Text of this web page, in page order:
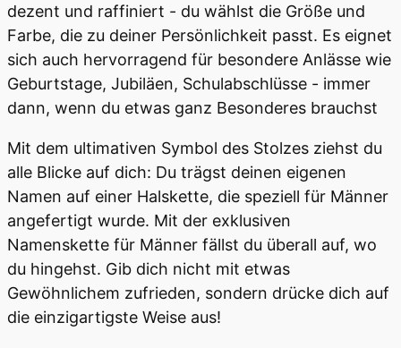
dezent und raffiniert - du wählst die Größe und
Farbe, die zu deiner Persönlichkeit passt. Es eignet
sich auch hervorragend für besondere Anlässe wie
Geburtstage, Jubiläen, Schulabschlüsse - immer
dann, wenn du etwas ganz Besonderes brauchst
Mit dem ultimativen Symbol des Stolzes ziehst du
alle Blicke auf dich: Du trägst deinen eigenen
Namen auf einer Halskette, die speziell für Männer
angefertigt wurde. Mit der exklusiven
Namenskette für Männer fällst du überall auf, wo
du hingehst. Gib dich nicht mit etwas
Gewöhnlichem zufrieden, sondern drücke dich auf
die einzigartigste Weise aus!